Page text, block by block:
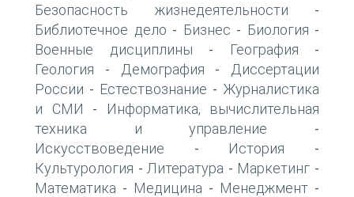
Безопасность жизнедеятельности -
Библиотечное дело - Бизнес - Биология -
Военные дисциплины - География -
Геология - Демография -
Диссертации
России - Естествознание - Журналистика
и СМИ -
Информатика, вычислительная
техника и управление -
Искусствоведение - История -
Культурология - Литература - Маркетинг -
Математика - Медицина - Менеджмент -